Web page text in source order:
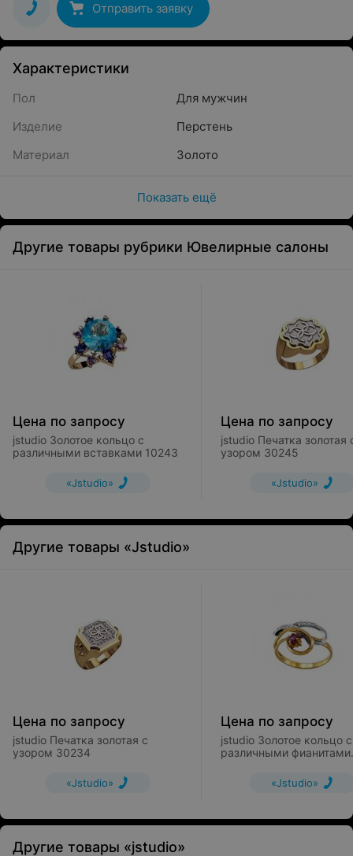
Отправить заявку
Характеристики
Пол
Для мужчин
Изделие
Перстень
Материал
Золото
Показать ещё
Другие товары рубрики Ювелирные салоны
Цена по запросу
jstudio Золотое кольцо с
различными вставками 10243
«Jstudio»
Цена по запросу
jstudio Печатка золотая
узором 30245
«Jstudio»
Другие товары «Jstudio»
Цена по запросу
jstudio Печатка золотая с
узором 30234
«Jstudio»
Цена по запросу
jstudio Золотое кольцо с
различными фианитами
«Jstudio»
Другие товары «jstudio»